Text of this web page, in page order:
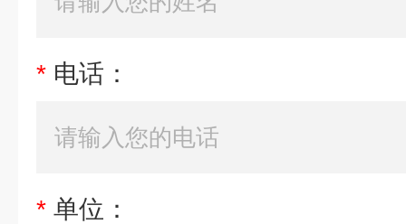
* 电话：
* 单位：